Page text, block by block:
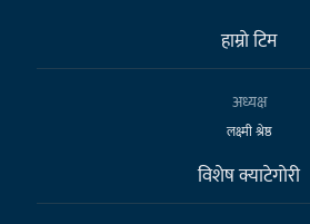
हाम्राे टिम
अध्यक्ष
लक्ष्मी श्रेष्ठ
विशेष क्याटेगाेरी